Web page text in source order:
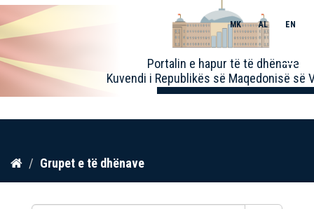
Kalo
përmbajtja
Portalin e hapur të të dhënave
Kuvendi i Republikës së Maqedonisë së
MK AL EN
Toggle
Grupet e të dhënave